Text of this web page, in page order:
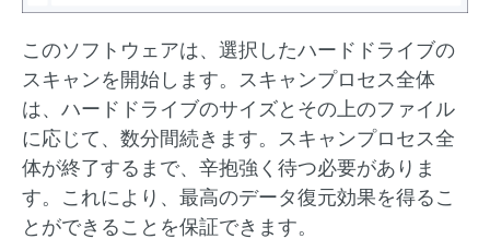
このソフトウェアは、選択したハードドライブの
スキャンを開始します。スキャンプロセス全体
は、ハードドライブのサイズとその上のファイル
に応じて、数分間続きます。スキャンプロセス全
体が終了するまで、辛抱強く待つ必要がありま
す。これにより、最高のデータ復元効果を得るこ
とができることを保証できます。